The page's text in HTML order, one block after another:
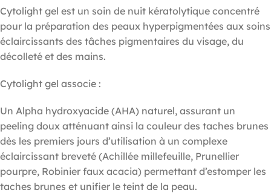
Cytolight gel est un soin de nuit kératolytique concentré
pour la préparation des peaux hyperpigmentées aux soins
éclaircissants des tâches pigmentaires du visage, du
décolleté et des mains.
Cytolight gel associe :
Un Alpha hydroxyacide (AHA) naturel, assurant un
peeling doux atténuant ainsi la couleur des taches brunes
dès les premiers jours d’utilisation à un complexe
éclaircissant breveté (Achillée millefeuille, Prunellier
pourpre, Robinier faux acacia) permettant d’estomper les
taches brunes et unifier le teint de la peau.